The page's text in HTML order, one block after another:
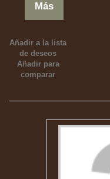
Más
Añadir a la lista
de deseos
Añadir para
comparar